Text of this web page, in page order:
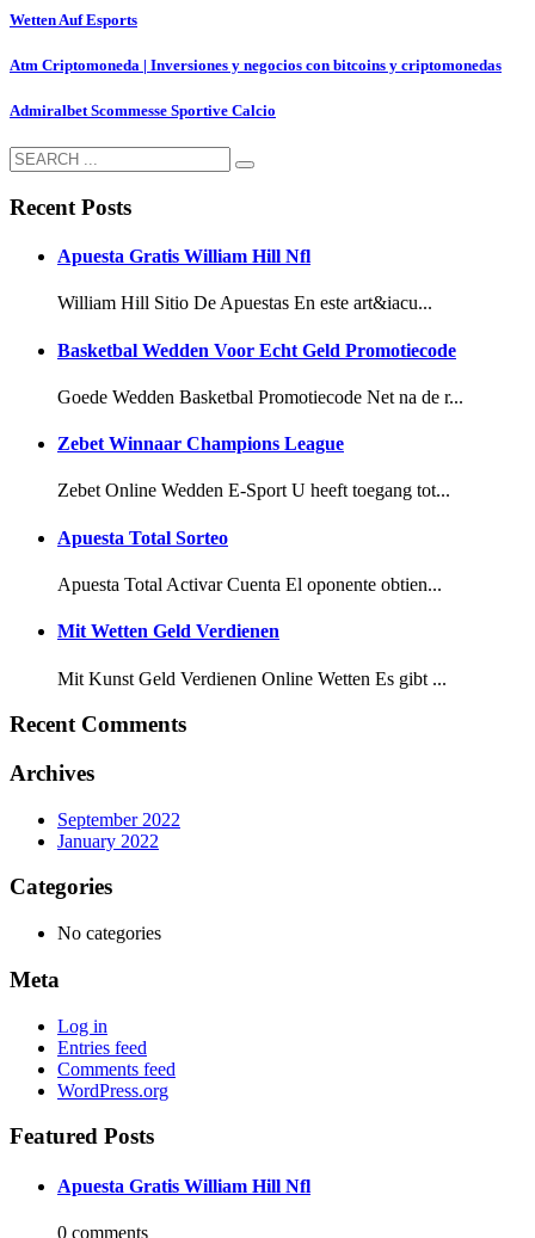
Wetten Auf Esports
Atm Criptomoneda | Inversiones y negocios con bitcoins y criptomonedas
Admiralbet Scommesse Sportive Calcio
Recent Posts
Apuesta Gratis William Hill Nfl
William Hill Sitio De Apuestas En este art&iacu...
Basketbal Wedden Voor Echt Geld Promotiecode
Goede Wedden Basketbal Promotiecode Net na de r...
Zebet Winnaar Champions League
Zebet Online Wedden E-Sport U heeft toegang tot...
Apuesta Total Sorteo
Apuesta Total Activar Cuenta El oponente obtien...
Mit Wetten Geld Verdienen
Mit Kunst Geld Verdienen Online Wetten Es gibt ...
Recent Comments
Archives
September 2022
January 2022
Categories
No categories
Meta
Log in
Entries feed
Comments feed
WordPress.org
Featured Posts
Apuesta Gratis William Hill Nfl
0 comments